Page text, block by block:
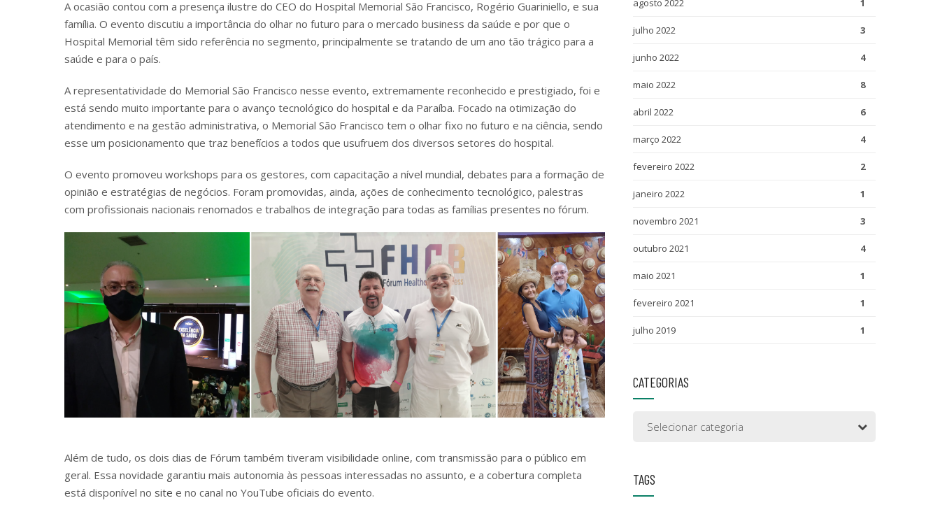
A ocasião contou com a presença ilustre do CEO do Hospital Memorial São Francisco, Rogério Guariniello, e sua
família. O evento discutiu a importância do olhar no futuro para o mercado business da saúde e por que o
Hospital Memorial têm sido referência no segmento, principalmente se tratando de um ano tão trágico para a
saúde e para o país.
A representatividade do Memorial São Francisco nesse evento, extremamente reconhecido e prestigiado, foi e
está sendo muito importante para o avanço tecnológico do hospital e da Paraíba. Focado na otimização do
atendimento e na gestão administrativa, o Memorial São Francisco tem o olhar fixo no futuro e na ciência, sendo
esse um posicionamento que traz benefícios a todos que usufruem dos diversos setores do hospital.
O evento promoveu workshops para os gestores, com capacitação a nível mundial, debates para a formação de
opinião e estratégias de negócios. Foram promovidas, ainda, ações de conhecimento tecnológico, palestras
com profissionais nacionais renomados e trabalhos de integração para todas as famílias presentes no fórum.
Além de tudo, os dois dias de Fórum também tiveram visibilidade online, com transmissão para o público em
geral. Essa novidade garantiu mais autonomia às pessoas interessadas no assunto, e a cobertura completa
está disponível no site e no canal no YouTube oficiais do evento.
agosto 2022 1
julho 2022 3
junho 2022 4
maio 2022 8
abril 2022 6
março 2022 4
fevereiro 2022 2
janeiro 2022 1
novembro 2021 3
outubro 2021 4
maio 2021 1
fevereiro 2021 1
julho 2019 1
CATEGORIAS
Selecionar categoria
TAGS